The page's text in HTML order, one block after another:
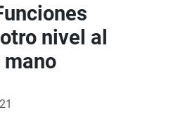
nivel al
mano